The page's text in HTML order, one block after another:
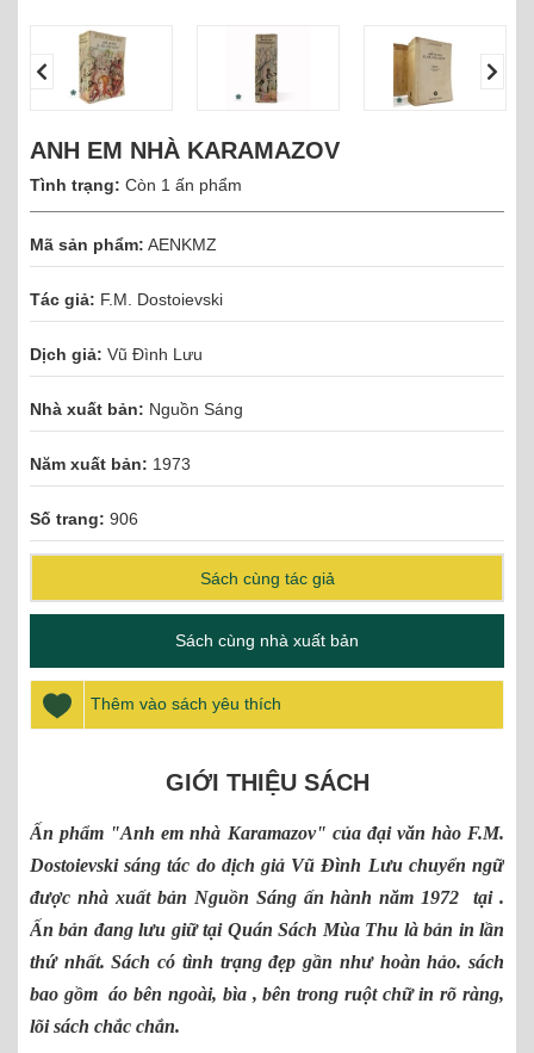
ANH EM NHÀ KARAMAZOV
Tình trạng: Còn 1 ấn phẩm
Mã sản phẩm: AENKMZ
Tác giả: F.M. Dostoievski
Dịch giả: Vũ Đình Lưu
Nhà xuất bản: Nguồn Sáng
Năm xuất bản: 1973
Số trang: 906
Sách cùng tác giả
Sách cùng nhà xuất bản
Thêm vào sách yêu thích
GIỚI THIỆU SÁCH
Ấn phẩm "Anh em nhà Karamazov" của đại văn hào F.M.
Dostoievski sáng tác do dịch giả Vũ Đình Lưu chuyển ngữ
được nhà xuất bản Nguồn Sáng ấn hành năm 1972 tại .
Ấn bản đang lưu giữ tại Quán Sách Mùa Thu là bản in lần
thứ nhất. Sách có tình trạng đẹp gần như hoàn hảo. sách
bao gồm áo bên ngoài, bìa , bên trong ruột chữ in rõ ràng,
lõi sách chắc chắn.